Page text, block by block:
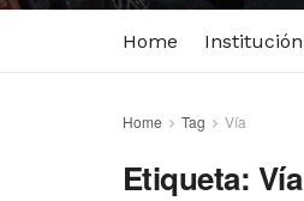
Home Institución
Home Tag Vía
Etiqueta: Vía